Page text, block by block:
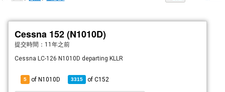
Cessna 152 (N1010D)
提交時間： 11年之前
Cessna LC-126 N1010D departing KLLR
5 of N1010D 3315 ofC152